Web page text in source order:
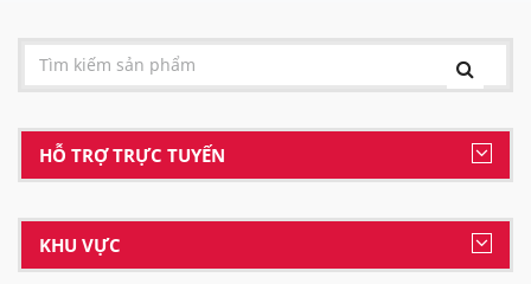
HỖ TRỢ TRỰC TUYẾN
KHU VỰC